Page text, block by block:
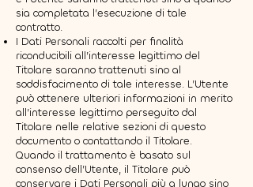
sia completata l’esecuzione di tale
contratto.
I Dati Personali raccolti per finalità
riconducibili all’interesse legittimo del
Titolare saranno trattenuti sino al
soddisfacimento di tale interesse. L’Utente
può ottenere ulteriori informazioni in merito
all’interesse legittimo perseguito dal
Titolare nelle relative sezioni di questo
documento o contattando il Titolare.
Quando il trattamento è basato sul
consenso dell’Utente, il Titolare può
conservare i Dati Personali più a lungo sino